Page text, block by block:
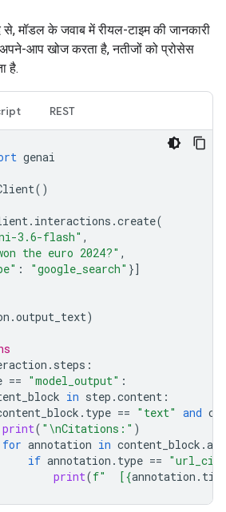
मॉडल के जवाब में रीयल-टाइम की जानकारी
आप खोज करता है, नतीजों को प्रोसेस
है.
REST
genai
()
. interactions .create(
3.6-flash" ,
the euro 2024?" ,
: "google_search" }]
.output_text)
. steps :
== "model_output" :
in step .content :
. type == "text" and
print( " \nCitations:" )
for annotation in content_block .
if annotation . type ==
print(f"  [{annotation .